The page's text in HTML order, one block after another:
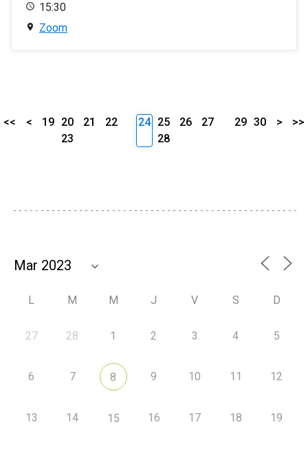
15:30
Zoom
<< < 19 20 21
22
23
24 25 26
27
28
29 30 > >>
L M M J V S D
27 28 1 2 3 4 5
6 7 8 9 10 11 12
13 14 15 16 17 18 19